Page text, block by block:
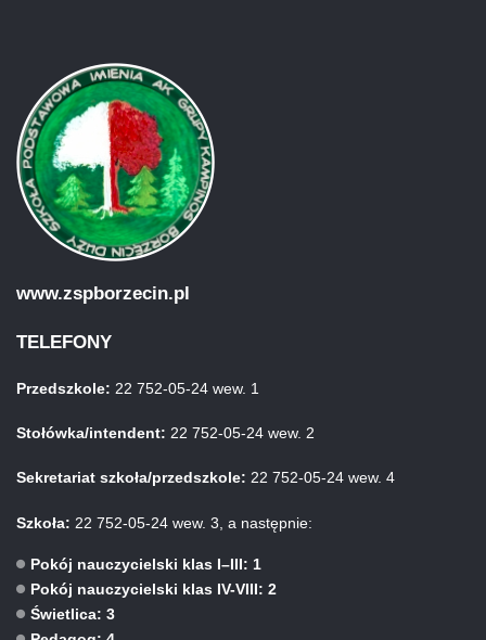
www.zspborzecin.pl
TELEFONY
Przedszkole: 22 752-05-24 wew. 1
Stołówka/intendent: 22 752-05-24 wew. 2
Sekretariat szkoła/przedszkole: 22 752-05-24 wew. 4
Szkoła: 22 752-05-24 wew. 3, a następnie:
Pokój nauczycielski klas I–III: 1
Pokój nauczycielski klas IV-VIII: 2
Świetlica: 3